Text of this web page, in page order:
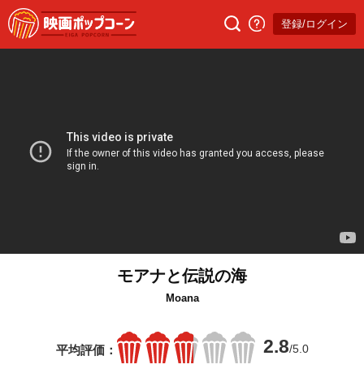
登録/ログイン
モアナと伝説の海
Moana
平均評価： 2.8/5.0